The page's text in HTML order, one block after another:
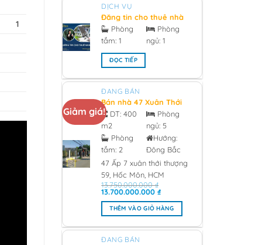
DỊCH VỤ
Đăng tin cho thuê nhà
chính chủ - 2026
Phòng
tắm:1
Phòng
ngủ: 1
ĐỌC TIẾP
Giảm giá!
ĐANG BÁN
Bán nhà 47 Xuân Thới
Thượng 59, Hóc Môn
0933473981 Giá 13 tỷ -
2026
DT:400
m2
Phòng
tắm: 2
Phòng
ngủ: 5
Hướng:
Đông Bắc
47 Ấp 7 xuân thới thượng
59, Hốc Môn, HCM
13.750.000.000₫
Giá
là:
13.750.000.000 ₫.
13.700.000.000₫Giá
tại
là:
13.700.000.000 ₫.
THÊM VÀO GIỎ HÀNG
ĐANG BÁN
1